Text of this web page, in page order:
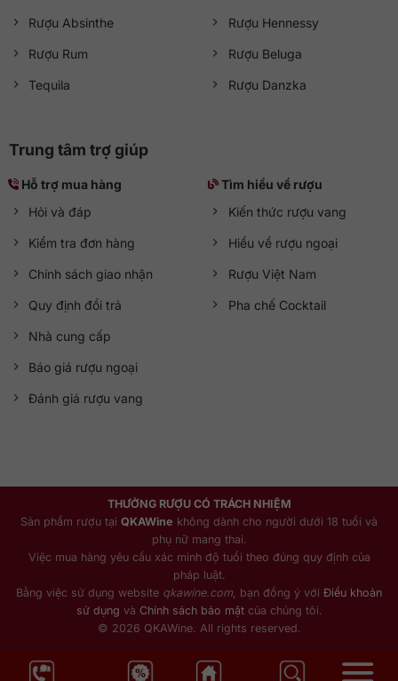
Rượu Absinthe
Rượu Rum
Tequila
Rượu Hennessy
Rượu Beluga
Rượu Danzka
Trung tâm trợ giúp
Hỗ trợ mua hàng
Hỏi và đáp
Kiểm tra đơn hàng
Chính sách giao nhận
Quy định đổi trả
Nhà cung cấp
Báo giá rượu ngoại
Đánh giá rượu vang
Tìm hiểu về rượu
Kiến thức rượu vang
Hiểu về rượu ngoại
Rượu Việt Nam
Pha chế Cocktail
THƯỞNG RƯỢU CÓ TRÁCH NHIỆM
Sản phẩm rượu tại QKAWine không dành cho người dưới 18 tuổi và
phụ nữ mang thai.
Việc mua hàng yêu cầu xác minh độ tuổi theo đúng quy định của
pháp luật.
Bằng việc sử dụng website qkawine.com , bạn đồng ý với Điều khoản
sử dụng và Chính sách bảo mậtcủa chúng tôi.
© 2026 QKAWine. All rights reserved.